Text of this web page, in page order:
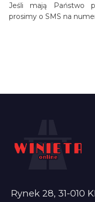
Jeśli mają Państwo
prosimy o SMS na
Rynek 28, 31-010